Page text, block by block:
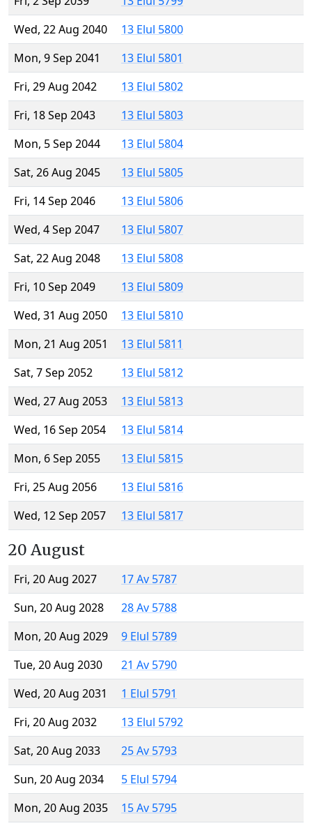
Wed, 22 Aug 2040
13 Elul 5800
Mon, 9 Sep 2041
13 Elul 5801
Fri, 29 Aug 2042
13 Elul 5802
Fri, 18 Sep 2043
13 Elul 5803
Mon, 5 Sep 2044
13 Elul 5804
Sat, 26 Aug 2045
13 Elul 5805
Fri, 14 Sep 2046
13 Elul 5806
Wed, 4 Sep 2047
13 Elul 5807
Sat, 22 Aug 2048
13 Elul 5808
Fri, 10 Sep 2049
13 Elul 5809
Wed, 31 Aug 2050
13 Elul 5810
Mon, 21 Aug 2051
13 Elul 5811
Sat, 7 Sep 2052
13 Elul 5812
Wed, 27 Aug 2053
13 Elul 5813
Wed, 16 Sep 2054
13 Elul 5814
Mon, 6 Sep 2055
13 Elul 5815
Fri, 25 Aug 2056
13 Elul 5816
Wed, 12 Sep 2057
13 Elul 5817
20 August
Fri, 20 Aug 2027
17 Av 5787
Sun, 20 Aug 2028
28 Av 5788
Mon, 20 Aug 2029
9 Elul 5789
Tue, 20 Aug 2030
21 Av 5790
Wed, 20 Aug 2031
1 Elul 5791
Fri, 20 Aug 2032
13 Elul 5792
Sat, 20 Aug 2033
25 Av 5793
Sun, 20 Aug 2034
5 Elul 5794
Mon, 20 Aug 2035
15 Av 5795